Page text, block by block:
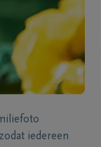
iedereen